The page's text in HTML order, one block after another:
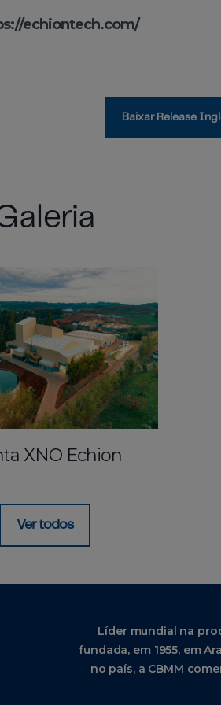
echiontech.com/
Baixar Release
XNO Echion
Ver todos
Líder mundial na
fundada, em 1955, em
no país, a CBMM